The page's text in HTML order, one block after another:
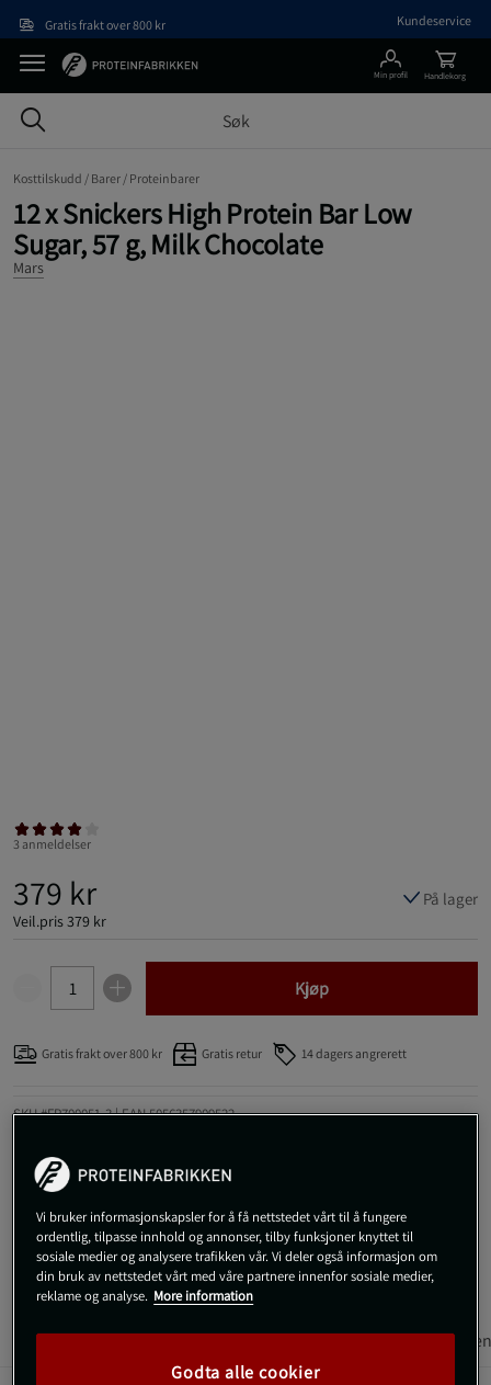
Gratis frakt over 800 kr Kundeservice
Min profil Handlekorg
Kosttilskudd / Barer / Proteinbarer
12 x Snickers High Protein Bar Low
Sugar, 57 g, Milk Chocolate
Mars
3 anmeldelser
379 kr
Veil.pris379 kr
På lager
Kjøp
Gratis frakt over 800 kr Gratis retur 14 dagers angrerett
SKU #FP700051-3| EAN5056357909522
smaken med protein av høy kvalitet og lavt sukkerinnhold. Snickers
kommer nå i en pakke med 12 barer, hver bar veier 57 g.
Les mer
Informasjon Anmeldelser Næringsinformasjon &
Vi bruker informasjonskapsler for å få nettstedet vårt til å fungere
ordentlig, tilpasse innhold og annonser, tilby funksjoner knyttet til
sosiale medier og analysere trafikken vår. Vi deler også informasjon om
din bruk av nettstedet vårt med våre partnere innenfor sosiale medier,
reklame og analyse. More information
Godta alle cookier